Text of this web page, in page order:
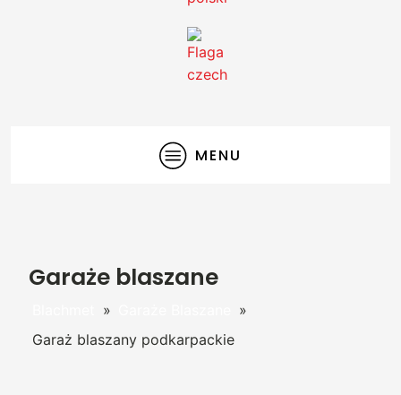
MENU
Garaże blaszane
»
»
Garaż blaszany podkarpackie